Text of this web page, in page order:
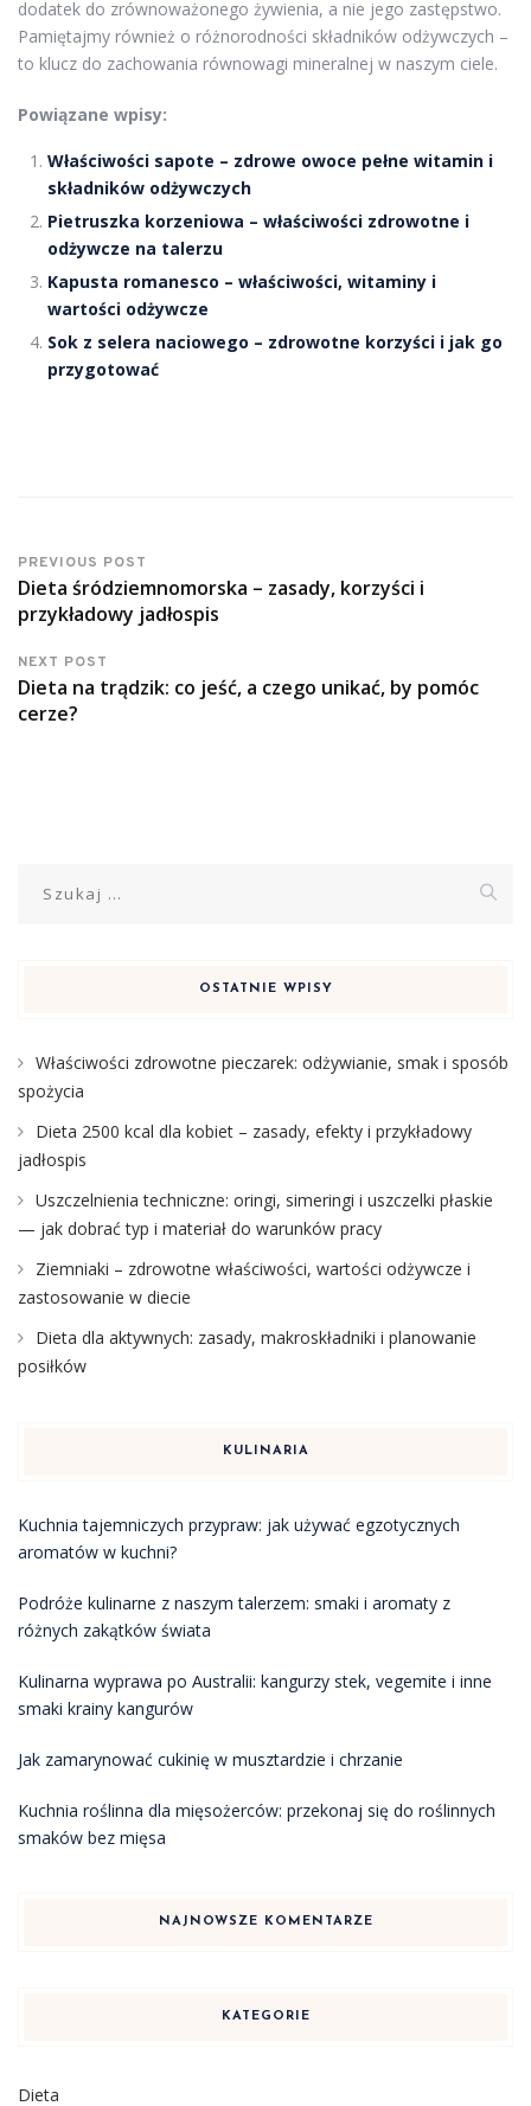
dodatek do zrównoważonego żywienia, a nie jego zastępstwo.
Pamiętajmy również o różnorodności składników odżywczych –
to klucz do zachowania równowagi mineralnej w naszym ciele.
Powiązane wpisy:
Właściwości sapote – zdrowe owoce pełne witamin i
składników odżywczych
Pietruszka korzeniowa – właściwości zdrowotne i
odżywcze na talerzu
Kapusta romanesco – właściwości, witaminy i
wartości odżywcze
Sok z selera naciowego – zdrowotne korzyści i jak go
przygotować
PREVIOUS POST
Dieta śródziemnomorska – zasady, korzyści i
przykładowy jadłospis
NEXT POST
Dieta na trądzik: co jeść, a czego unikać, by pomóc
cerze?
OSTATNIE WPISY
Właściwości zdrowotne pieczarek: odżywianie, smak i sposób
spożycia
Dieta 2500 kcal dla kobiet – zasady, efekty i przykładowy
jadłospis
Uszczelnienia techniczne: oringi, simeringi i uszczelki płaskie
— jak dobrać typ i materiał do warunków pracy
Ziemniaki – zdrowotne właściwości, wartości odżywcze i
zastosowanie w diecie
Dieta dla aktywnych: zasady, makroskładniki i planowanie
posiłków
KULINARIA
Kuchnia tajemniczych przypraw: jak używać egzotycznych
aromatów w kuchni?
Podróże kulinarne z naszym talerzem: smaki i aromaty z
różnych zakątków świata
Kulinarna wyprawa po Australii: kangurzy stek, vegemite i inne
smaki krainy kangurów
Jak zamarynować cukinię w musztardzie i chrzanie
Kuchnia roślinna dla mięsożerców: przekonaj się do roślinnych
smaków bez mięsa
NAJNOWSZE KOMENTARZE
KATEGORIE
Dieta